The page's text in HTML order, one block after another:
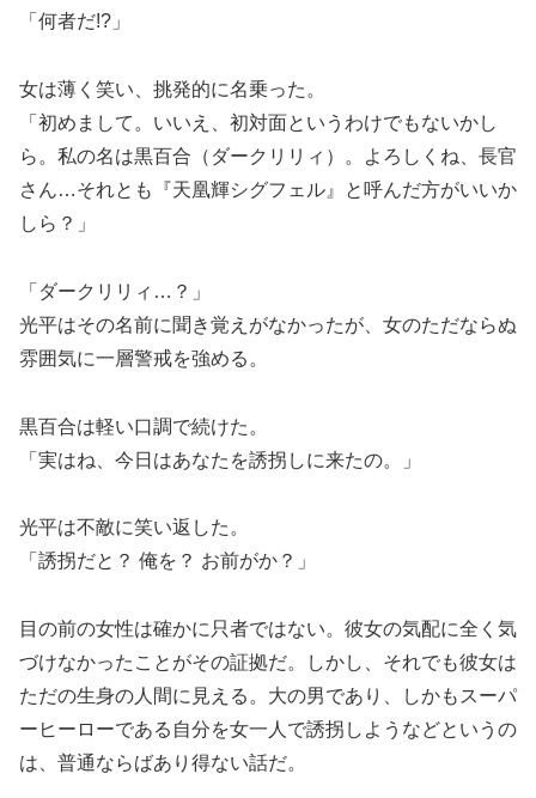
「何者だ!?」
女は薄く笑い、挑発的に名乗った。
「初めまして。いいえ、初対面というわけでもないかし
ら。私の名は黒百合（ダークリリィ）。よろしくね、長官
さん…それとも『天凰輝シグフェル』と呼んだ方がいいか
しら？」
「ダークリリィ…？」
光平はその名前に聞き覚えがなかったが、女のただならぬ
雰囲気に一層警戒を強める。
黒百合は軽い口調で続けた。
「実はね、今日はあなたを誘拐しに来たの。」
光平は不敵に笑い返した。
「誘拐だと？ 俺を？ お前がか？」
目の前の女性は確かに只者ではない。彼女の気配に全く気
づけなかったことがその証拠だ。しかし、それでも彼女は
ただの生身の人間に見える。大の男であり、しかもスーパ
ーヒーローである自分を女一人で誘拐しようなどというの
は、普通ならばあり得ない話だ。